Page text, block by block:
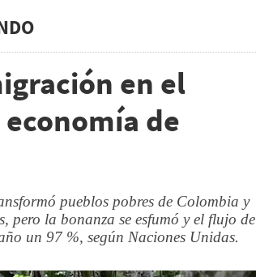
en el
de
pueblos pobres de Colombia y
pero la bonanza se esfumó y el flujo de
un 97 %, según Naciones Unidas.